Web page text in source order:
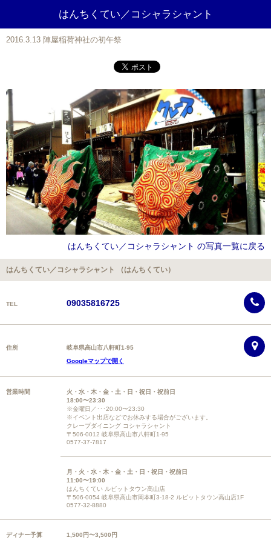
はんちくてい／コシャラシャント
2016.3.13 陣屋稲荷神社の初午祭
はんちくてい／コシャラシャント の写真一覧に戻る
はんちくてい／コシャラシャント （はんちくてい）
TEL 09035816725
住所
岐阜県高山市八軒町1-95
Googleマップで開く
営業時間
火・水・木・金・土・日・祝日・祝前日
18:00〜23:30
※金曜日／･･･20:00〜23:30
※イベント出店などでお休みする場合がございます。
クレープダイニング コシャラシャント
〒506-0012 岐阜県高山市八軒町1-95
0577-37-7817
月・火・水・木・金・土・日・祝日・祝前日
11:00〜19:00
はんちくてい ルビットタウン高山店
〒506-0054 岐阜県高山市岡本町3-18-2 ルビットタウン高山店1F
0577-32-8880
ディナー予算 1,500円〜3,500円